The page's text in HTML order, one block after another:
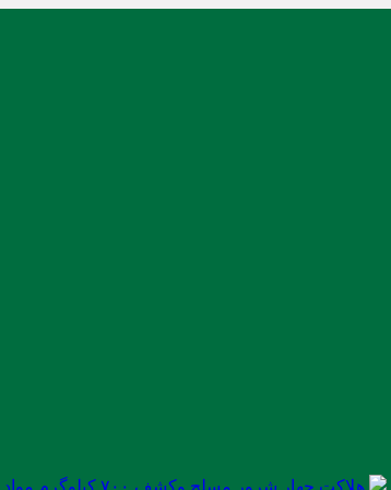
هلاکت چهار شرور مسلح وکشف ۷۰۰ کیلوگرم مواد مخدر